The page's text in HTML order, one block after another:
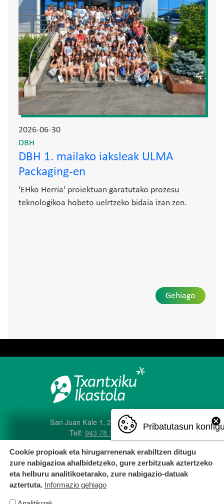
2026-06-30
DBH
DBH 1. mailako iaksleak ULMA
Packaging-en
'EHko Herria' proiektuan garatutako prozesu
teknologikoa hobeto uelrtzeko bidaia izan zen.
Gehiago
San Juan Kale 1, 20560 Oñati
Telf: 943 78 12 04
e-posta:txantxiku@ikastola.eus
Pribatutasun
Cookie propioak eta hirugarrenenak erabiltzen ditugu
zure nabigazioa ahalbidetzeko, gure zerbitzuak aztertzeko
eta helburu analitikoetarako, zure nabigazio-datuak
aztertuta. Informazio gehiago